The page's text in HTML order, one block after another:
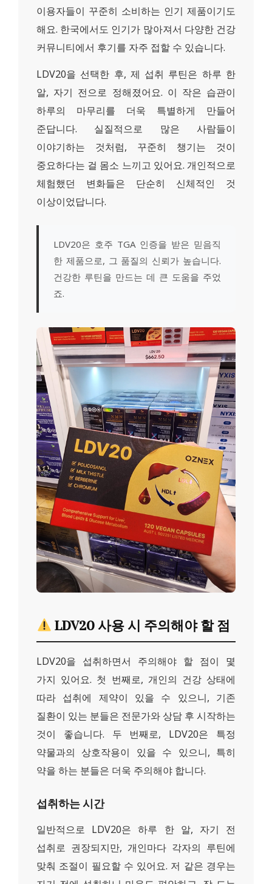
이용자들이 꾸준히 소비하는 인기 제품이기도
해요. 한국에서도 인기가 많아져서 다양한 건강
커뮤니티에서 후기를 자주 접할 수 있습니다.
LDV20을 선택한 후, 제 섭취 루틴은 하루 한
알, 자기 전으로 정해졌어요. 이 작은 습관이
하루의 마무리를 더욱 특별하게 만들어
준답니다. 실질적으로 많은 사람들이
이야기하는 것처럼, 꾸준히 챙기는 것이
중요하다는 걸 몸소 느끼고 있어요. 개인적으로
체험했던 변화들은 단순히 신체적인 것
이상이었답니다.
LDV20은 호주 TGA 인증을 받은 믿음직
한 제품으로, 그 품질의 신뢰가 높습니다.
건강한 루틴을 만드는 데 큰 도움을 주었
죠.
LDV20 사용 시 주의해야 할 점
LDV20을 섭취하면서 주의해야 할 점이 몇
가지 있어요. 첫 번째로, 개인의 건강 상태에
따라 섭취에 제약이 있을 수 있으니, 기존
질환이 있는 분들은 전문가와 상담 후 시작하는
것이 좋습니다. 두 번째로, LDV20은 특정
약물과의 상호작용이 있을 수 있으니, 특히
약을 하는 분들은 더욱 주의해야 합니다.
섭취하는 시간
일반적으로 LDV20은 하루 한 알, 자기 전
섭취로 권장되지만, 개인마다 각자의 루틴에
맞춰 조절이 필요할 수 있어요. 저 같은 경우는